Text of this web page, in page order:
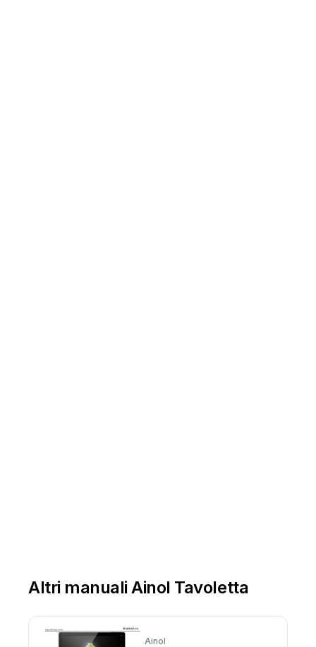
Altri manuali Ainol Tavoletta
Ainol